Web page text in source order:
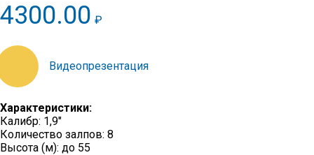
4300.00 ₽
youtu.be/sjHXX3ZGhtA
Характеристики:
Калибр: 1,9″
Количество залпов: 8
Высота (м): до 55